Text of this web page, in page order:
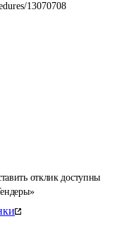
отклик доступны
13070708